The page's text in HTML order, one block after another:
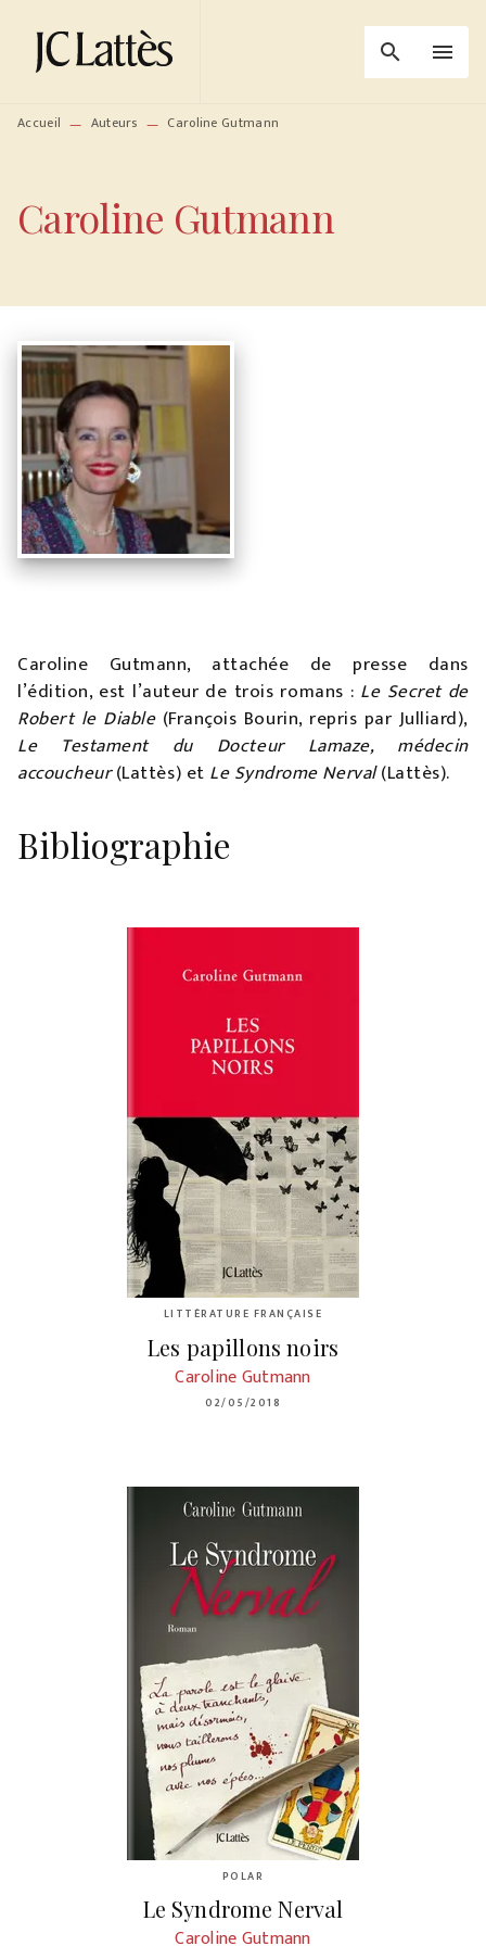
MENU RECHERCHE
PIED DE PAGE
search menu
Accueil — Auteurs — Caroline Gutmann
Caroline Gutmann
Caroline Gutmann, attachée de presse dans
l’édition, est l’auteur de trois romans : Le Secret de
Robert le Diable(François Bourin, repris par Julliard),
Le Testament du Docteur Lamaze, médecin
accoucheur(Lattès) et Le Syndrome Nerval(Lattès).
Bibliographie
LITTÉRATURE FRANÇAISE
Les papillons noirs
Caroline Gutmann
02/05/2018
POLAR
Le Syndrome Nerval
Caroline Gutmann